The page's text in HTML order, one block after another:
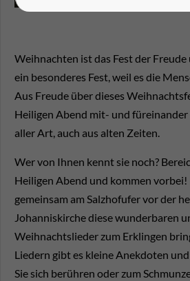
Weihnachten ist das Fest der Freude
ein besonderes Fest, weil es die
Aus Freude über dieses
Heiligen Abend mit- und
aller Art, auch aus alten Zeiten.
Wer von Ihnen kennt sie noch?
Heiligen Abend und kommen vorbei!
gemeinsam am Salzhofufer vor der
Johanniskirche diese wunderbaren
Weihnachtslieder zum Erklingen
Liedern gibt es kleine Anekdoten
Sie sich berühren oder zum